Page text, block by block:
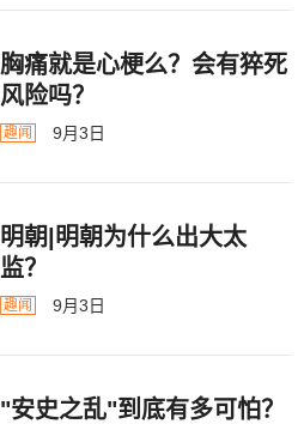
胸痛就是心梗么？会有猝死
风险吗？
趣闻 9月3日
明朝|明朝为什么出大太
监？ ​​​
趣闻 9月3日
"安史之乱"到底有多可怕？